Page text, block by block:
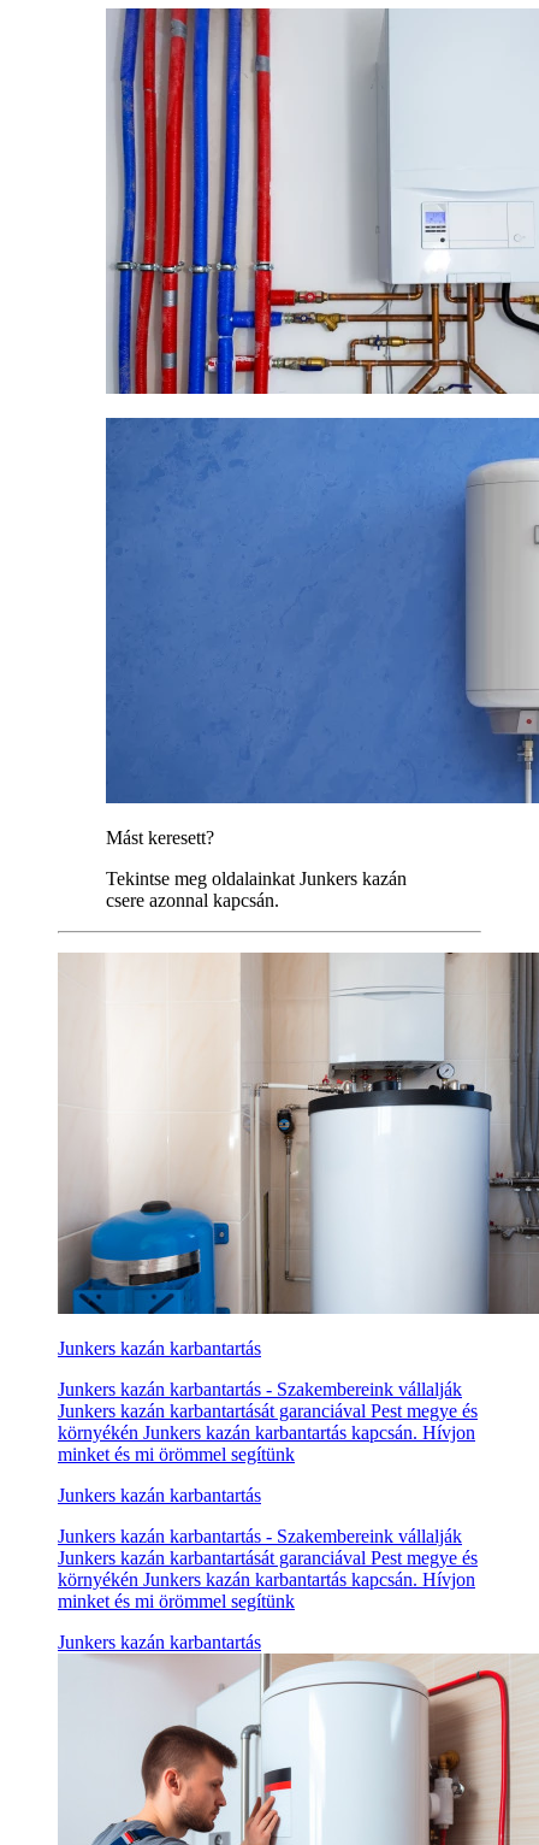
Mást keresett?
Tekintse meg oldalainkat Junkers kazán
csere azonnal kapcsán.
Junkers kazán karbantartás
Junkers kazán karbantartás - Szakembereink vállalják
Junkers kazán karbantartását garanciával Pest megye és
környékén Junkers kazán karbantartás kapcsán. Hívjon
minket és mi örömmel segítünk
Junkers kazán karbantartás
Junkers kazán karbantartás - Szakembereink vállalják
Junkers kazán karbantartását garanciával Pest megye és
környékén Junkers kazán karbantartás kapcsán. Hívjon
minket és mi örömmel segítünk
Junkers kazán karbantartás